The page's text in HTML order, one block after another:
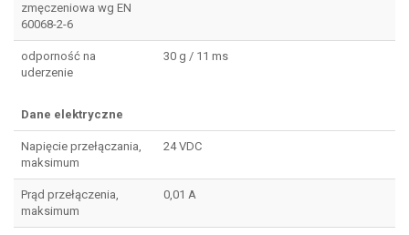
zmęczeniowa wg EN
60068-2-6
odporność na
uderzenie
30 g / 11 ms
Dane elektryczne
Napięcie przełączania,
maksimum
24 VDC
Prąd przełączenia,
maksimum
0,01 A